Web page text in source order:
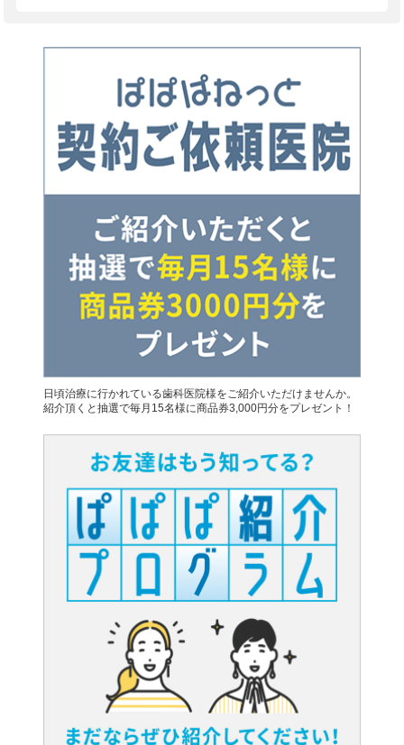
日頃治療に行かれている歯科医院様をご紹介いただけませんか。
紹介頂くと抽選で毎月15名様に商品券3,000円分をプレゼント！